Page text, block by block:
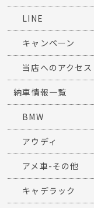
LINE
キャンペーン
当店へのアクセス
納車情報一覧
BMW
アウディ
アメ車-その他
キャデラック